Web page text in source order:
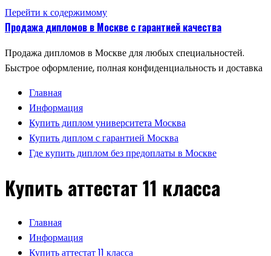
Перейти к содержимому
Продажа дипломов в Москве с гарантией качества
Продажа дипломов в Москве для любых специальностей.
Быстрое оформление, полная конфиденциальность и доставка
Главная
Информация
Купить диплом университета Москва
Купить диплом с гарантией Москва
Где купить диплом без предоплаты в Москве
Купить аттестат 11 класса
Главная
Информация
Купить аттестат 11 класса